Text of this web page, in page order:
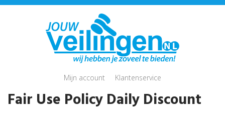
Mijn account Klantenservice
Fair Use Policy Daily Discount